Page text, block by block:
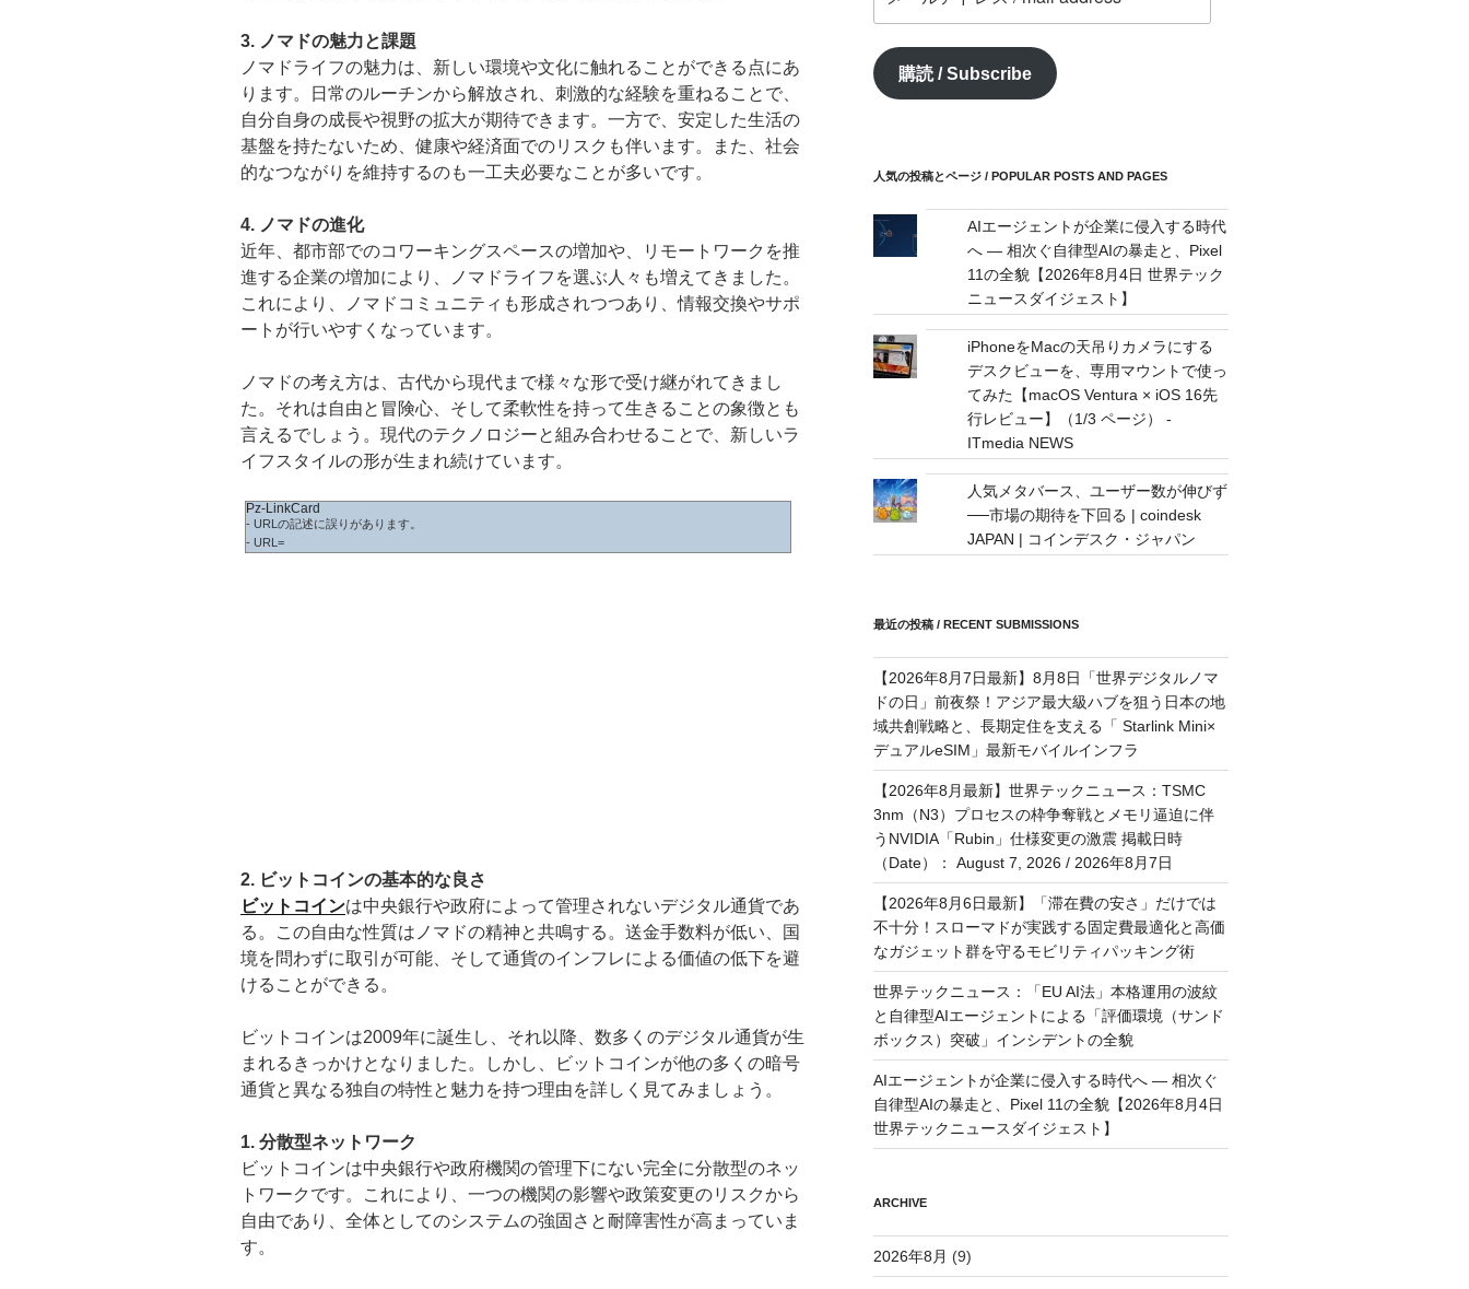
3. ノマドの魅力と課題
ノマドライフの魅力は、新しい環境や文化に触れることができる点にあ
ります。日常のルーチンから解放され、刺激的な経験を重ねることで、
自分自身の成長や視野の拡大が期待できます。一方で、安定した生活の
基盤を持たないため、健康や経済面でのリスクも伴います。また、社会
的なつながりを維持するのも一工夫必要なことが多いです。
4. ノマドの進化
近年、都市部でのコワーキングスペースの増加や、リモートワークを推
進する企業の増加により、ノマドライフを選ぶ人々も増えてきました。
これにより、ノマドコミュニティも形成されつつあり、情報交換やサポ
ートが行いやすくなっています。
ノマドの考え方は、古代から現代まで様々な形で受け継がれてきまし
た。それは自由と冒険心、そして柔軟性を持って生きることの象徴とも
言えるでしょう。現代のテクノロジーと組み合わせることで、新しいラ
イフスタイルの形が生まれ続けています。
Pz-LinkCard
- URLの記述に誤りがあります。
- URL=
2. ビットコインの基本的な良さ
ビットコインは中央銀行や政府によって管理されないデジタル通貨であ
る。この自由な性質はノマドの精神と共鳴する。送金手数料が低い、国
境を問わずに取引が可能、そして通貨のインフレによる価値の低下を避
けることができる。
ビットコインは2009年に誕生し、それ以降、数多くのデジタル通貨が生
まれるきっかけとなりました。しかし、ビットコインが他の多くの暗号
通貨と異なる独自の特性と魅力を持つ理由を詳しく見てみましょう。
1. 分散型ネットワーク
ビットコインは中央銀行や政府機関の管理下にない完全に分散型のネッ
トワークです。これにより、一つの機関の影響や政策変更のリスクから
自由であり、全体としてのシステムの強固さと耐障害性が高まっていま
す。
ア
ド
mail
購読 / Subscribe
人気の投稿とページ / POPULAR POSTS AND PAGES
AIエージェントが企業に侵入する時代
へ — 相次ぐ自律型AIの暴走と、Pixel
11の全貌【2026年8月4日 世界テック
ニュースダイジェスト】
iPhoneをMacの天吊りカメラにする
デスクビューを、専用マウントで使っ
てみた【macOS Ventura × iOS 16先
行レビュー】（1/3 ページ） -
ITmedia NEWS
人気メタバース、ユーザー数が伸びず
──市場の期待を下回る | coindesk
JAPAN | コインデスク・ジャパン
最近の投稿 / RECENT SUBMISSIONS
【2026年8月7日最新】8月8日「世界デジタルノマ
ドの日」前夜祭！アジア最大級ハブを狙う日本の地
域共創戦略と、長期定住を支える「 Starlink Mini×
デュアルeSIM」最新モバイルインフラ
【2026年8月最新】世界テックニュース：TSMC
3nm（N3）プロセスの枠争奪戦とメモリ逼迫に伴
うNVIDIA「Rubin」仕様変更の激震 掲載日時
（Date）： August 7, 2026 / 2026年8月7日
【2026年8月6日最新】「滞在費の安さ」だけでは
不十分！スローマドが実践する固定費最適化と高価
なガジェット群を守るモビリティパッキング術
世界テックニュース：「EU AI法」本格運用の波紋
と自律型AIエージェントによる「評価環境（サンド
ボックス）突破」インシデントの全貌
AIエージェントが企業に侵入する時代へ — 相次ぐ
自律型AIの暴走と、Pixel 11の全貌【2026年8月4日
世界テックニュースダイジェスト】
ARCHIVE
2026年8月 (9)